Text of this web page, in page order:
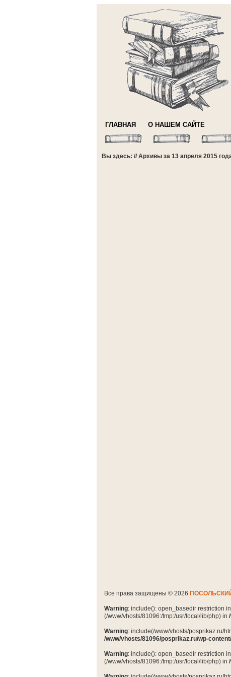
ГЛАВНАЯ О НАШЕМ САЙТЕ
Вы здесь: // Архивы за 13 апреля 2015
Все права защищены © 2026
Warning: include(): open_basedir restriction
(/www/vhosts/81096:/tmp:/usr/local/lib/php) in
Warning: include(/www/vhosts/posprikaz.ru/
/www/vhosts/81096/posprikaz.ru/wp-
Warning: include(): open_basedir restriction
(/www/vhosts/81096:/tmp:/usr/local/lib/php) in